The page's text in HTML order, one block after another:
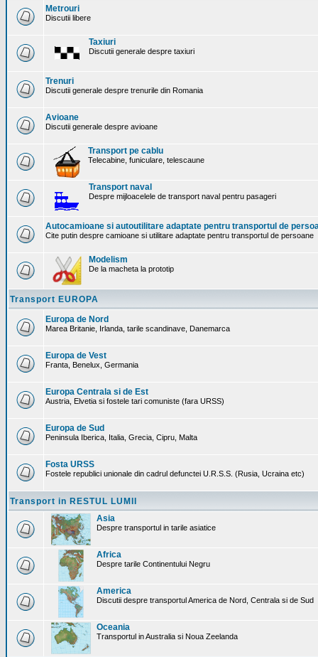
Metrouri
Discutii libere
Taxiuri
Discutii generale despre taxiuri
Trenuri
Discutii generale despre trenurile din Romania
Avioane
Discutii generale despre avioane
Transport pe cablu
Telecabine, funiculare, telescaune
Transport naval
Despre mijloacelele de transport naval pentru pasageri
Autocamioane si autoutilitare adaptate pentru transportul de
Cite putin despre camioane si utilitare adaptate pentru transportul de persoane
Modelism
De la macheta la prototip
Transport EUROPA
Europa de Nord
Marea Britanie, Irlanda, tarile scandinave, Danemarca
Europa de Vest
Franta, Benelux, Germania
Europa Centrala si de Est
Austria, Elvetia si fostele tari comuniste (fara URSS)
Europa de Sud
Peninsula Iberica, Italia, Grecia, Cipru, Malta
Fosta URSS
Fostele republici unionale din cadrul defunctei U.R.S.S. (Rusia, Ucraina etc)
Transport in RESTUL LUMII
Asia
Despre transportul in tarile asiatice
Africa
Despre tarile Continentului Negru
America
Discutii despre transportul America de Nord, Centrala si de Sud
Oceania
Transportul in Australia si Noua Zeelanda